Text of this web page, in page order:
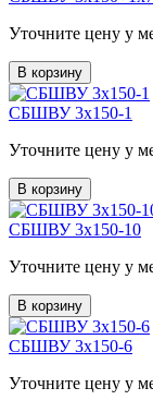
Уточните цену у
В корзину
СБШВУ 3х150-1
Уточните цену у
В корзину
СБШВУ 3х150-10
Уточните цену у
В корзину
СБШВУ 3х150-6
Уточните цену у